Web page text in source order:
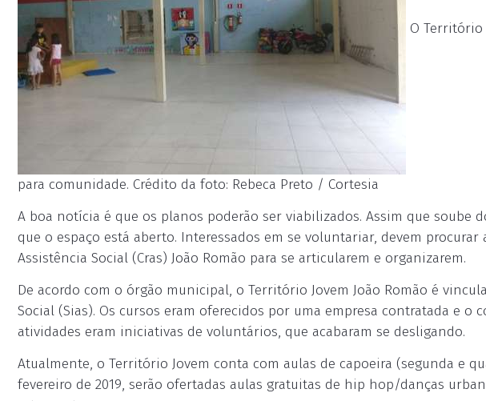
O Território
para comunidade. Crédito da foto: Rebeca Preto / Cortesia
A boa notícia é que os planos poderão ser viabilizados. Assim que soube
que o espaço está aberto. Interessados em se voluntariar, devem procurar
Assistência Social (Cras) João Romão para se articularem e organizarem.
De acordo com o órgão municipal, o Território Jovem João Romão é
Social (Sias). Os cursos eram oferecidos por uma empresa contratada e o
atividades eram iniciativas de voluntários, que acabaram se desligando.
Atualmente, o Território Jovem conta com aulas de capoeira (segunda e
fevereiro de 2019, serão ofertadas aulas gratuitas de hip hop/danças